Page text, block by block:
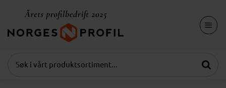
content